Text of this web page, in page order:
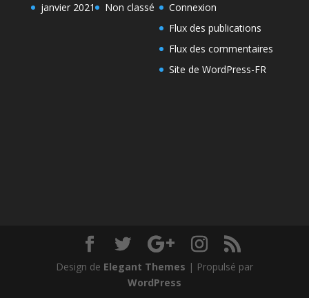
janvier 2021 Non classé
Connexion
Flux des publications
Flux des commentaires
Site de WordPress-FR
Design de Elegant Themes | Propulsé par
WordPress